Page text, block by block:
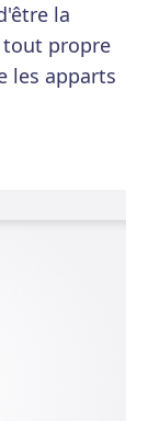
la
tout propre
les apparts